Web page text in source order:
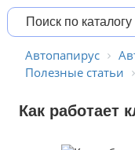
Автопапирус
Полезные статьи
Как работает